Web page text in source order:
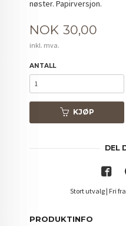
nøster. Papirversjon.
Pris
NOK 30,00
inkl. mva.
ANTALL
KJØP
DEL
Stort utvalg | Fri
PRODUKTINFO